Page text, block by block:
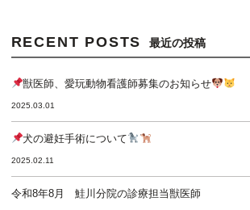
RECENT POSTS 最近の投稿
獣医師、愛玩動物看護師募集のお知らせ
2025.03.01
犬の避妊手術について
2025.02.11
令和8年8月 鮭川分院の診療担当獣医師